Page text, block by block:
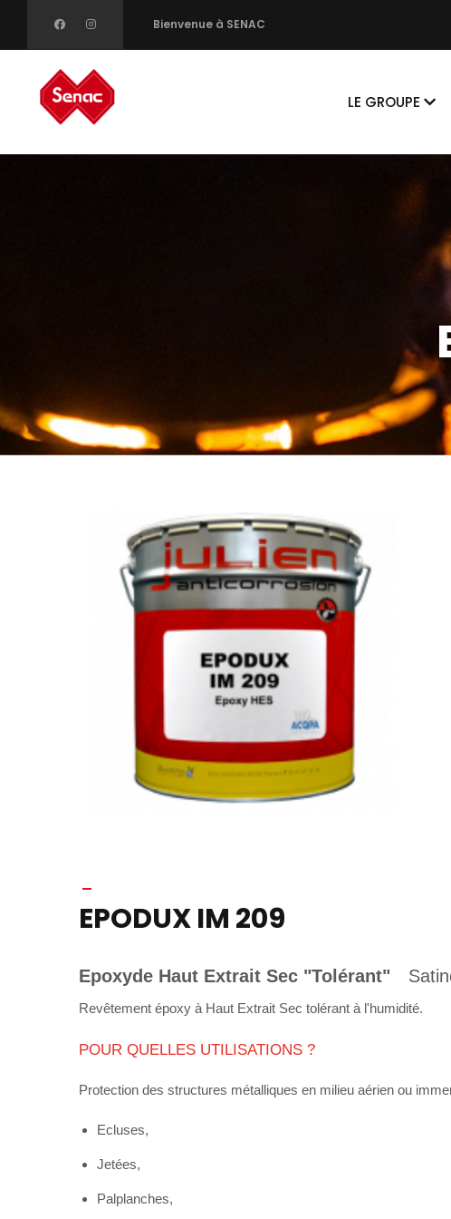
to
content
Bienvenue à SENAC
LE GROUPE
EPODUX IM 209
Epoxyde Haut Extrait Sec "Tolérant"
Revêtement époxy à Haut Extrait Sec tolérant à l'humidité.
POUR QUELLES UTILISATIONS ?
Protection des structures métalliques en milieu aérien ou
Ecluses,
Jetées,
Palplanches,